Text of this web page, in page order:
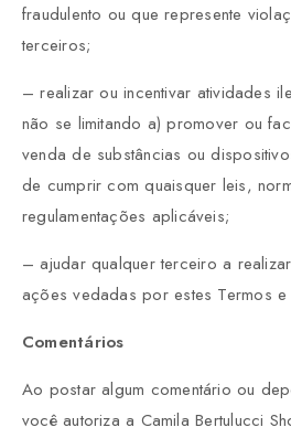
fraudulento ou que represente
terceiros;
– realizar ou incentivar atividades
não se limitando a) promover ou
venda de substâncias ou
de cumprir com quaisquer leis,
regulamentações aplicáveis;
– ajudar qualquer terceiro a
ações vedadas por estes Termos
Comentários
Ao postar algum comentário ou
você autoriza a Camila Bertulucci